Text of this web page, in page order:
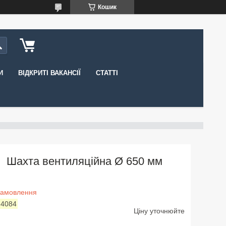
Кошик
ВІДКРИТІ ВАКАНСІЇ СТАТТІ
Шахта вентиляційна Ø 650 мм
4084
Ціну уточнюйте